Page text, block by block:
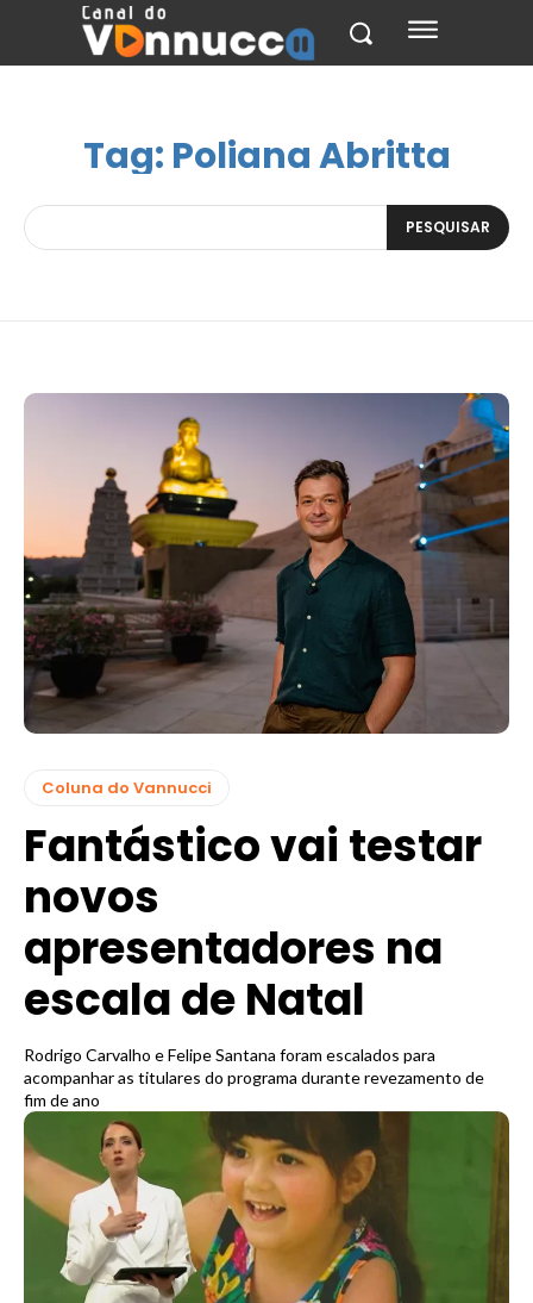
Tag: Poliana Abritta
PESQUISAR
Coluna do Vannucci
Fantástico vai testar
novos
apresentadores na
escala de Natal
Rodrigo Carvalho e Felipe Santana foram escalados para
acompanhar as titulares do programa durante revezamento de
fim de ano